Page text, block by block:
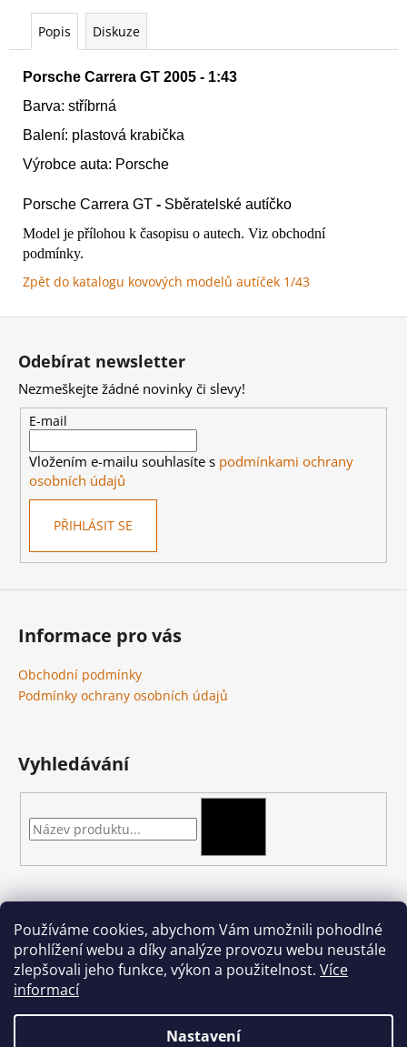
Používáme cookies, abychom Vám umožnili pohodlné
prohlížení webu a díky analýze provozu webu neustále
zlepšovali jeho funkce, výkon a použitelnost. Více
informací
Nastavení
Popis Diskuze
Porsche Carrera GT 2005 - 1:43
Barva: stříbrná
Balení: plastová krabička
Výrobce auta: Porsche
Porsche Carrera GT - Sběratelské autíčko
Model je přílohou k časopisu o autech. Viz obchodní
podmínky.
Zpět do katalogu kovových modelů autíček 1/43
LEAGUES
VOTANN
CTHONIAN
LEAGUES
VOTANN
CTHONIAN
4
Kč
Z
Odebírat newsletter
Nezmeškejte žádné novinky či slevy!
E-mail
Vložením e-mailu souhlasíte s podmínkami ochrany
osobních údajů
PŘIHLÁSIT SE
Informace pro vás
Obchodní podmínky
Podmínky ochrany osobních údajů
Vyhledávání
podkova-shop@seznam.cz
+420 704 397 000